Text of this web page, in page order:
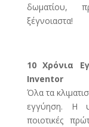
δωματίου,
ξέγνοιαστα!
10 Χρόνια
Inventor
Όλα τα
εγγύηση. Η
ποιοτικές